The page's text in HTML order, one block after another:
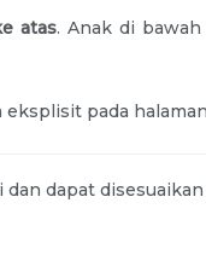
atas. Anak di
pada
dapat